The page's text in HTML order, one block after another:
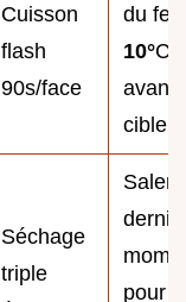
Cuisson
flash
90s/face
du feu
10°C
avant
cible.
Séchage
triple
Saler
pour